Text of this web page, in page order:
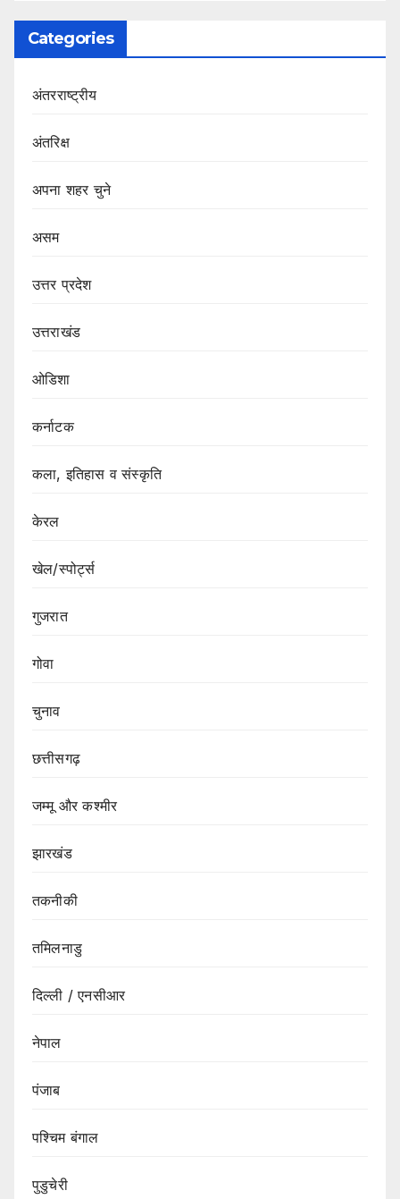
Categories
अंतरराष्ट्रीय
अंतरिक्ष
अपना शहर चुने
असम
उत्तर प्रदेश
उत्तराखंड
ओडिशा
कर्नाटक
कला, इतिहास व संस्कृति
केरल
खेल/स्पोर्ट्स
गुजरात
गोवा
चुनाव
छत्तीसगढ़
जम्मू और कश्मीर
झारखंड
तकनीकी
तमिलनाडु
दिल्ली / एनसीआर
नेपाल
पंजाब
पश्चिम बंगाल
पुडुचेरी